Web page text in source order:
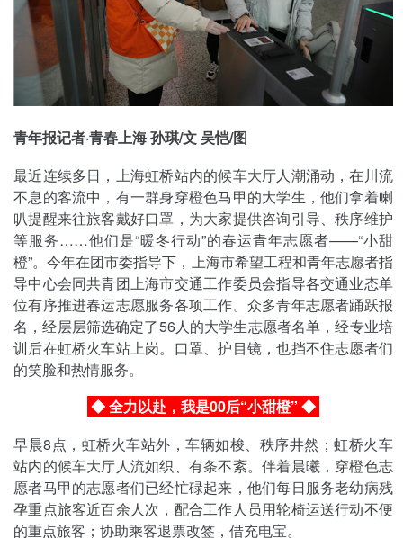
青年报记者·青春上海 孙琪/文 吴恺/图
最近连续多日，上海虹桥站内的候车大厅人潮涌动，在川流
不息的客流中，有一群身穿橙色马甲的大学生，他们拿着喇
叭提醒来往旅客戴好口罩，为大家提供咨询引导、秩序维护
等服务……他们是“暖冬行动”的春运青年志愿者——“小甜
橙”。今年在团市委指导下，上海市希望工程和青年志愿者指
导中心会同共青团上海市交通工作委员会指导各交通业态单
位有序推进春运志愿服务各项工作。众多青年志愿者踊跃报
名，经层层筛选确定了56人的大学生志愿者名单，经专业培
训后在虹桥火车站上岗。口罩、护目镜，也挡不住志愿者们
的笑脸和热情服务。
◆ 全力以赴，我是00后“小甜橙” ◆
早晨8点，虹桥火车站外，车辆如梭、秩序井然；虹桥火车
站内的候车大厅人流如织、有条不紊。伴着晨曦，穿橙色志
愿者马甲的志愿者们已经忙碌起来，他们每日服务老幼病残
孕重点旅客近百余人次，配合工作人员用轮椅运送行动不便
的重点旅客；协助乘客退票改签，借充电宝。